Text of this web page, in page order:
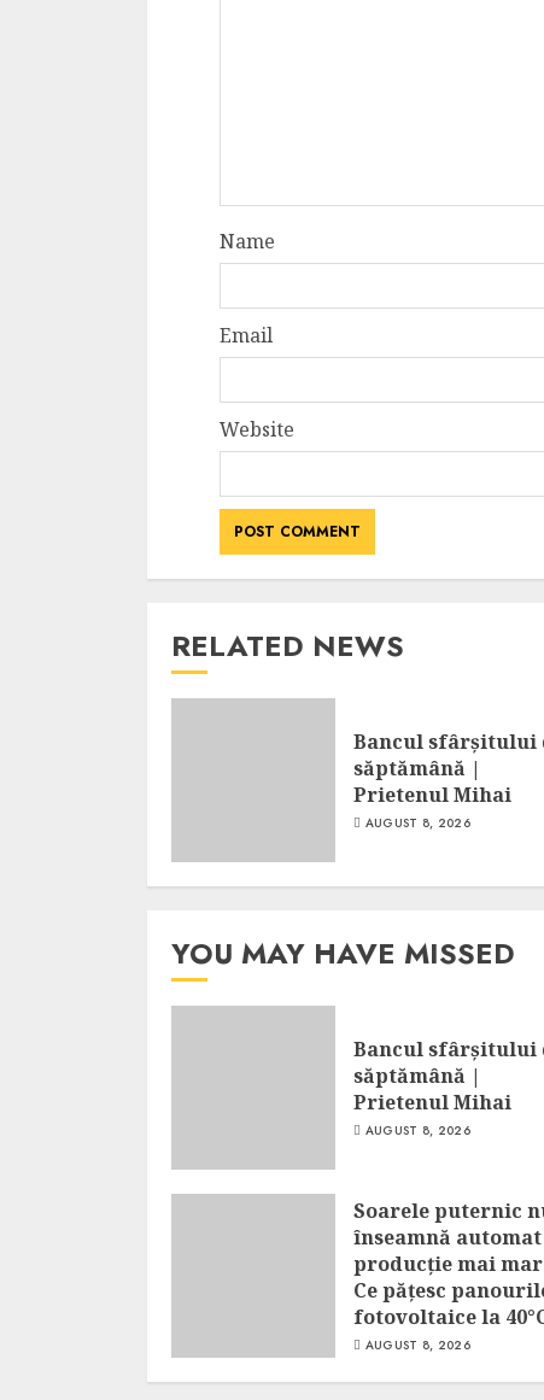
Name
Email
Website
RELATED NEWS
Bancul sfârșitului
săptămână |
Prietenul Mihai
AUGUST 8, 2026
YOU MAY HAVE MISSED
Bancul sfârșitului
săptămână |
Prietenul Mihai
AUGUST 8, 2026
Soarele puternic
înseamnă automat
producție mai
Ce pățesc
fotovoltaice la
AUGUST 8, 2026